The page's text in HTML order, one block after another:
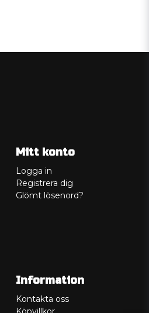
Mitt konto
Logga in
Registrera dig
Glömt lösenord?
Information
Kontakta oss